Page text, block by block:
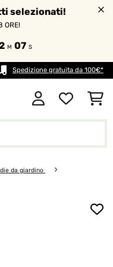
selezionati!
ORE!
M 07 S
Spedizione gratuita da 100€*
da giardino